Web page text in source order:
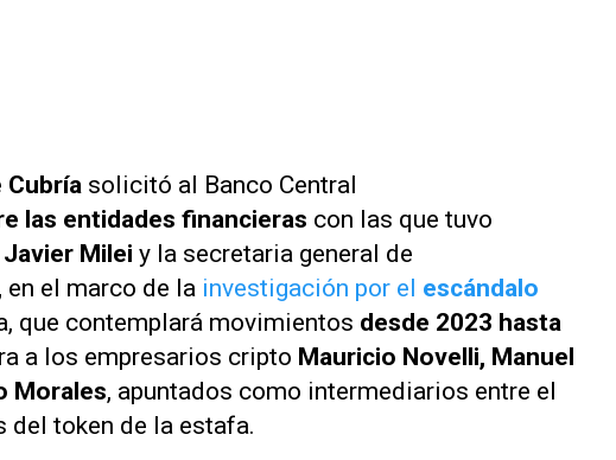
Cubría solicitó al Banco Central
las entidades financieras con las que tuvo
Javier Milei y la secretaria general de
en el marco de la investigación por el escándalo
que contemplará movimientos desde 2023 hasta
a los empresarios cripto Mauricio Novelli, Manuel
Morales, apuntados como intermediarios entre el
del token de la estafa.